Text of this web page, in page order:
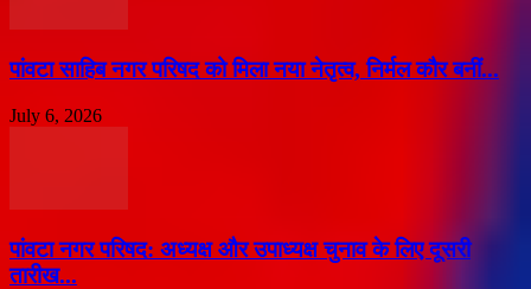
पांवटा साहिब नगर परिषद को मिला नया नेतृत्व, निर्मल कौर बनीं...
July 6, 2026
पांवटा नगर परिषद: अध्यक्ष और उपाध्यक्ष चुनाव के लिए दूसरी
तारीख...